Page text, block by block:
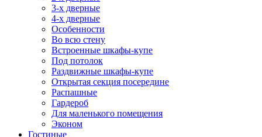
3-х дверные
4-х дверные
Особенности
Во всю стену
Встроенные шкафы-купе
Под потолок
Раздвижные шкафы-купе
Открытая секция посередине
Распашные
Гардероб
Для маленького помещения
Эконом
Гостиные